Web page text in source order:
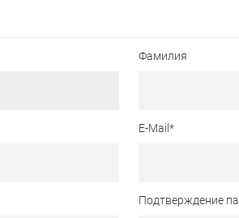
Фамилия
E-Mail *
Подтверждение